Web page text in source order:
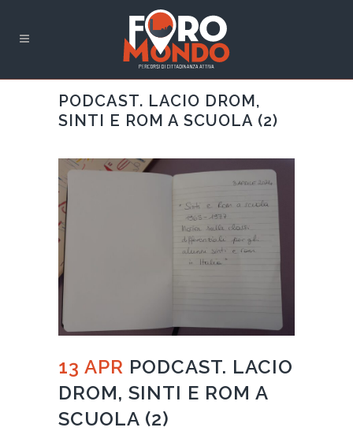
PODCAST. LACIO DROM,
SINTI E ROM A SCUOLA (2)
13 APR PODCAST. LACIO
DROM, SINTI E ROM A
SCUOLA (2)